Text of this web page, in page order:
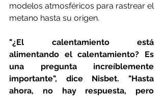
modelos atmosféricos para rastrear el
metano hasta su origen.
"¿El calentamiento está
alimentando el calentamiento? Es
una pregunta increíblemente
importante", dice Nisbet. "Hasta
ahora, no hay respuesta, pero